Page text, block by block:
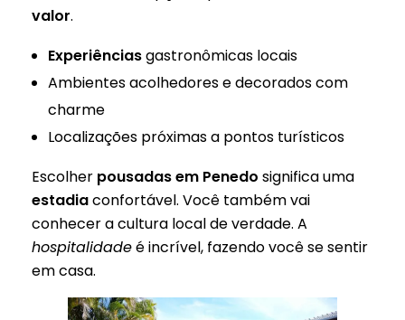
valor.
Experiênciasgastronômicas locais
Ambientes acolhedores e decorados com
charme
Localizações próximas a pontos turísticos
Escolher pousadas em Penedo significa uma
estadiaconfortável. Você também vai
conhecer a cultura local de verdade. A
hospitalidadeé incrível, fazendo você se sentir
em casa.